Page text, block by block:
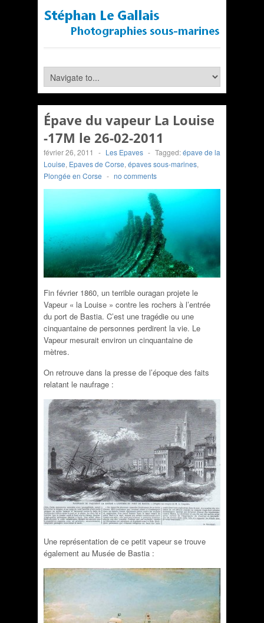
Épave du vapeur La Louise
-17M le 26-02-2011
février 26, 2011 - Les Epaves - Tagged:épave de la
Louise, Epaves de Corse, épaves sous-marines,
Plongée en Corse - no comments
Fin février 1860, un terrible ouragan projete le
Vapeur « la Louise » contre les rochers à l’entrée
du port de Bastia. C’est une tragédie ou une
cinquantaine de personnes perdirent la vie. Le
Vapeur mesurait environ un cinquantaine de
mètres.
On retrouve dans la presse de l’époque des faits
relatant le naufrage :
Une représentation de ce petit vapeur se trouve
également au Musée de Bastia :